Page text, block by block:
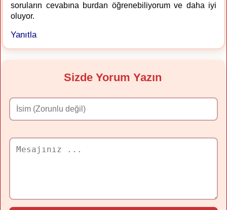
soruların cevabına burdan öğrenebiliyorum ve daha iyi
oluyor.
Yanıtla
Sizde Yorum Yazın